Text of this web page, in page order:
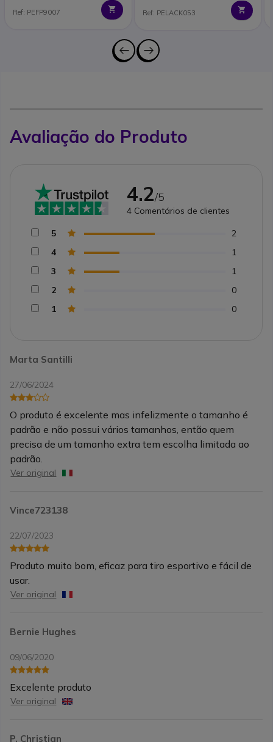
Ref: PEFP9007 Ref: PELACK053
Avaliação do Produto
Marta Santilli
27/06/2024
O produto é excelente mas infelizmente o tamanho é
padrão e não possui vários tamanhos, então quem
precisa de um tamanho extra tem escolha limitada ao
padrão.
Ver original
Vince723138
22/07/2023
Produto muito bom, eficaz para tiro esportivo e fácil de
usar.
Ver original
Bernie Hughes
09/06/2020
Excelente produto
Ver original
P. Christian
4.2/5
4 Comentários de clientes
5
2
4
1
3
1
2
0
1
0